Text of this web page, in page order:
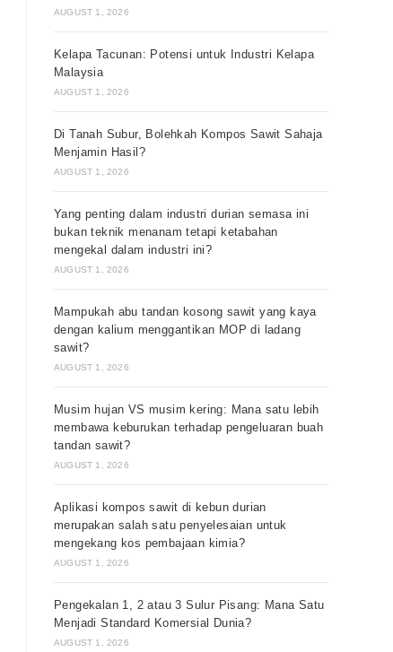
AUGUST 1, 2026
Kelapa Tacunan: Potensi untuk Industri Kelapa
Malaysia
AUGUST 1, 2026
Di Tanah Subur, Bolehkah Kompos Sawit Sahaja
Menjamin Hasil?
AUGUST 1, 2026
Yang penting dalam industri durian semasa ini
bukan teknik menanam tetapi ketabahan
mengekal dalam industri ini?
AUGUST 1, 2026
Mampukah abu tandan kosong sawit yang kaya
dengan kalium menggantikan MOP di ladang
sawit?
AUGUST 1, 2026
Musim hujan VS musim kering: Mana satu lebih
membawa keburukan terhadap pengeluaran buah
tandan sawit?
AUGUST 1, 2026
Aplikasi kompos sawit di kebun durian
merupakan salah satu penyelesaian untuk
mengekang kos pembajaan kimia?
AUGUST 1, 2026
Pengekalan 1, 2 atau 3 Sulur Pisang: Mana Satu
Menjadi Standard Komersial Dunia?
AUGUST 1, 2026